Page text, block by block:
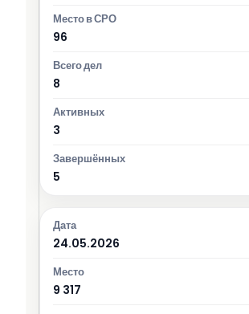
96
8
3
5
24.05.2026
9 317